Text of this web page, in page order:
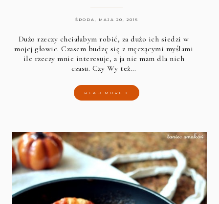
ŚRODA, MAJA 20, 2015
Dużo rzeczy chciałabym robić, za dużo ich siedzi w
mojej głowie. Czasem budzę się z męczącymi myślami
ile rzeczy mnie interesuje, a ja nie mam dla nich
czasu. Czy Wy też…
READ MORE »